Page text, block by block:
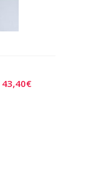
43,40€